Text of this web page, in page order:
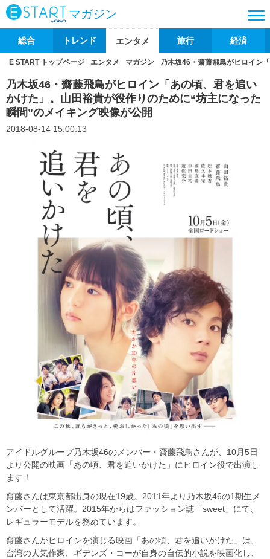
マガジン
総合 トレンド エンタメ 旅行 経済
E START トップページ エンタメ マガジン 乃木坂46・齋藤飛鳥がヒロイン
乃木坂46・齋藤飛鳥がヒロイン「あの頃、君を追い
かけた」。山田裕貴が役作りのために“坊主になった
瞬間”のメイキング映像が公開
2018-08-14 15:00:13
アイドルグループ乃木坂46のメンバー・齋藤飛鳥さんが、10月5日
より公開の映画「あの頃、君を追いかけた」にヒロイン役で出演し
ます！
齋藤さんは東京都出身の現在19歳。2011年より乃木坂46の1期生メ
ンバーとして活躍。2015年からはファッション誌「sweet」にて、
レギュラーモデルを務めています。
齋藤さんがヒロインを演じる映画「あの頃、君を追いかけた」は、
台湾の人気作家、ギデンズ・コーが自身の自伝的小説を映画化し、